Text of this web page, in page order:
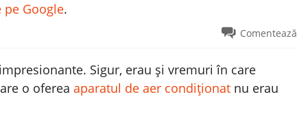
Google.
Comentează
Sigur, erau și vremuri în care
o oferea aparatul de aer condiționat nu erau